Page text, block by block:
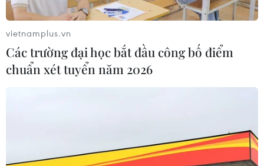
Sau khi hoàn thành tiêm vaccine COVID-19 cho học sinh
vietnamplus.vn
Các trường đại học bắt đầu công bố điểm
chuẩn xét tuyển năm 2026